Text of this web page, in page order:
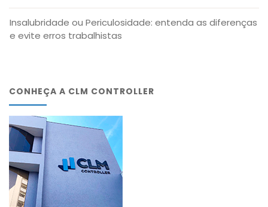
Insalubridade ou Periculosidade: entenda as diferenças
e evite erros trabalhistas
CONHEÇA A CLM CONTROLLER